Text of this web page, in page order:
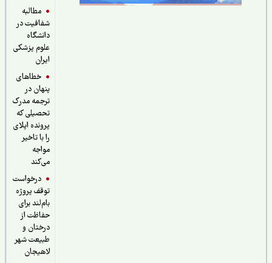
مطالبه
شفافیت در
دانشگاه
علوم پزشکی
خطاهای
پنهان در
ترجمه مدرک
تحصیلی که
پرونده اپلای
را با تاخیر
درخواست
توقف پروژه
بام‌لند برای
حفاظت از
درختان و
طبیعت شهر
لاهیجان